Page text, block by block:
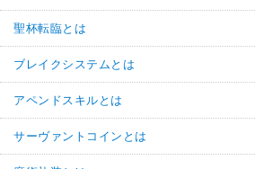
聖杯転臨とは
ブレイクシステムとは
アペンドスキルとは
サーヴァントコインとは